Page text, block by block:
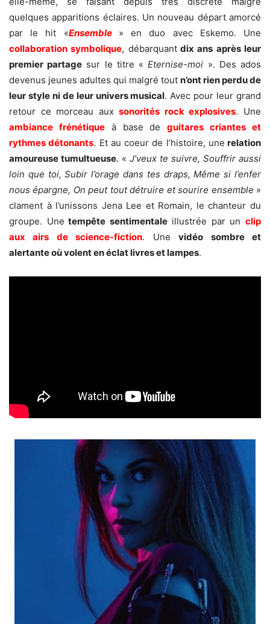
quelques apparitions éclaires. Un nouveau départ amorcé
par le hit «Ensemble
» en duo avec Eskemo. Une
collaboration symbolique, débarquantdix ans après leur
premier partage sur le titre «Eternise-moi ». Des ados
devenus jeunes adultes qui malgré tout n’ont rien perdu de
leur style ni de leur univers musical. Avec pour leur grand
retour ce morceau auxsonorités rock explosives. Une
ambiance frénétiqueà base deguitares criantes et
rythmes détonants. Et au coeur de l’histoire, une relation
amoureuse tumultueuse. « J’veux te suivre, Souffrir aussi
loin que toi, Subir l’orage dans tes draps, Même si l’enfer
nous épargne, On peut tout détruire et sourire ensemble »
clament à l’unissons Jena Lee et Romain, le chanteur du
groupe. Une tempête sentimentaleillustrée par unclip
aux airs de science-fiction. Unevidéo sombre et
alertante où volent en éclat livres et lampes.